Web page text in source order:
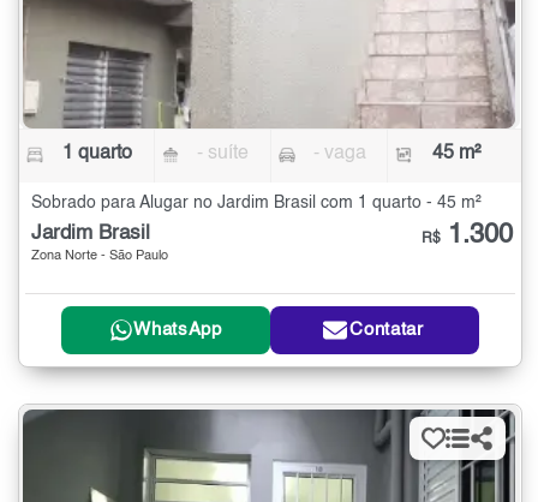
1 quarto - suíte - vaga 45 m²
Sobrado para Alugar no Jardim Brasil com 1 quarto - 45 m²
Jardim Brasil
Zona Norte - São Paulo
R$ 1.300
WhatsApp Contatar